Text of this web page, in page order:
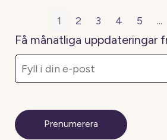
1 2 3 4 5 ...
Få månatliga uppdateringar